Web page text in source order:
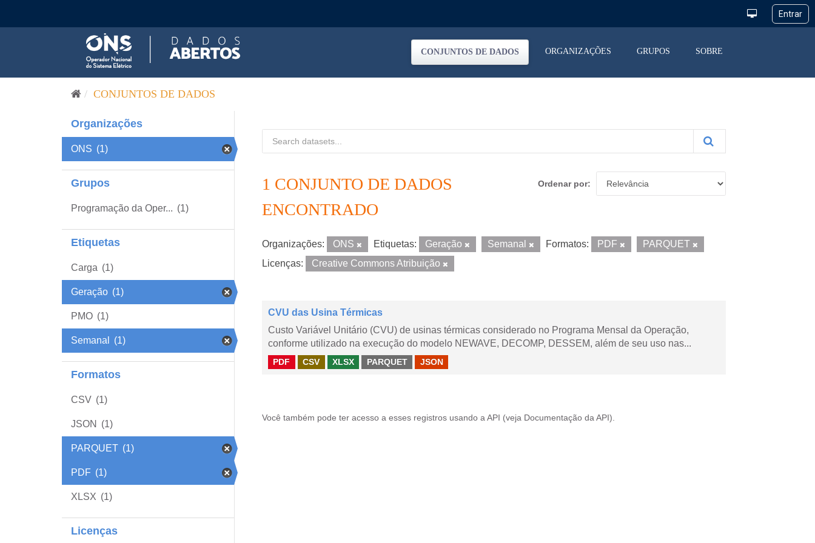
CONJUNTOS DE DADOS ORGANIZAÇÕES GRUPOS SOBRE
CONJUNTOS DE DADOS
Organizações
ONS (1)
Grupos
Programação da Oper... (1)
Etiquetas
Carga (1)
Geração (1)
PMO (1)
Semanal (1)
Formatos
CSV (1)
JSON (1)
PARQUET (1)
PDF (1)
XLSX (1)
Licenças
Ordenar por
1 CONJUNTO DE DADOS
ENCONTRADO
Organizações: ONS Etiquetas: Geração Semanal Formatos: PDF
PARQUET
Licenças:
Creative Commons Atribuição
CVU das Usina Térmicas
Custo Variável Unitário (CVU) de usinas térmicas considerado no Programa Mensal da Operação,
conforme utilizado na execução do modelo NEWAVE, DECOMP, DESSEM, além de seu uso nas...
PDF CSV XLSX PARQUET JSON
Você também pode ter acesso a esses registros usando a API (veja Documentação da API ).